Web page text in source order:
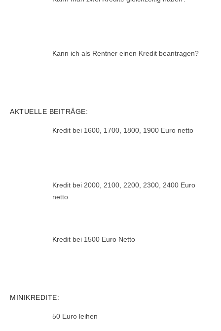
Kann ich als Rentner einen Kredit beantragen?
AKTUELLE BEITRÄGE:
Kredit bei 1600, 1700, 1800, 1900 Euro netto
Kredit bei 2000, 2100, 2200, 2300, 2400 Euro
netto
Kredit bei 1500 Euro Netto
MINIKREDITE:
50 Euro leihen